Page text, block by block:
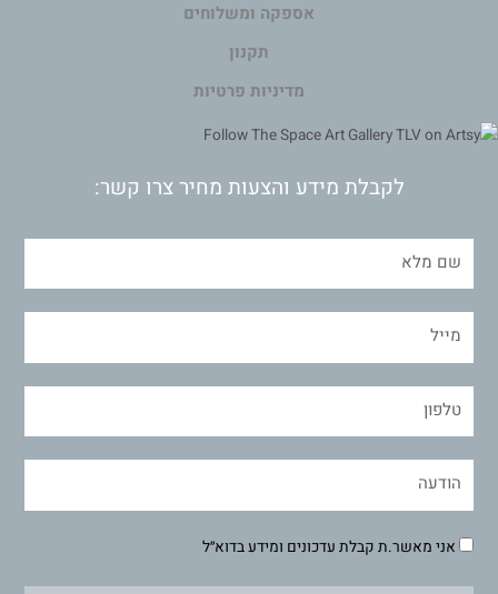
אספקה ומשלוחים
תקנון
מדיניות פרטיות
לקבלת מידע והצעות מחיר צרו קשר:
אני מאשר.ת קבלת עדכונים ומידע בדוא״ל